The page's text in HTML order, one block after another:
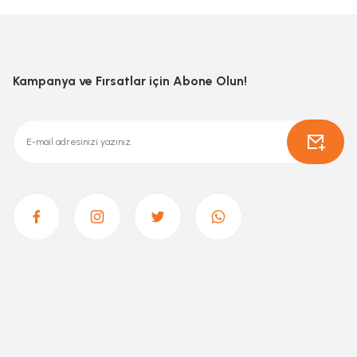
Kampanya ve Fırsatlar için Abone Olun!